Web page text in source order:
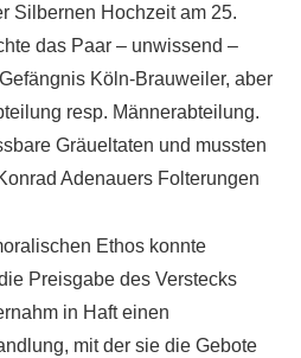
Silbernen Hochzeit am 25.
das Paar – unwissend –
Köln-Brauweiler, aber
resp. Männerabteilung.
Gräueltaten und mussten
Adenauers Folterungen
Ethos konnte
Preisgabe des Verstecks
in Haft einen
mit der sie die Gebote